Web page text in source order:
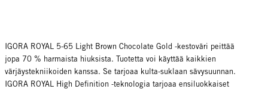
IGORA ROYAL 5-65 Light Brown Chocolate Gold -kestoväri peittää
jopa 70 % harmaista hiuksista. Tuotetta voi käyttää kaikkien
värjäystekniikoiden kanssa. Se tarjoaa kulta-suklaan sävysuunnan.
IGORA ROYAL High Definition -teknologia tarjoaa ensiluokkaiset